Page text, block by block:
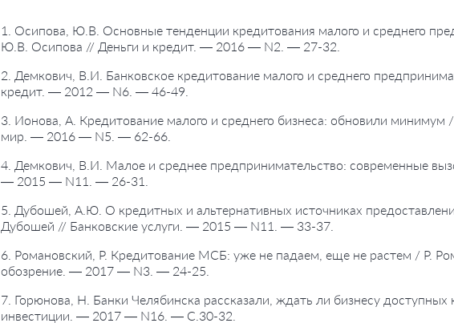
1. Осипова, Ю.В. Основные тенденции кредитования малого и среднего
Ю.В. Осипова // Деньги и кредит. — 2016 — N2. — 27-32.
2. Демкович, В.И. Банковское кредитование малого и среднего
кредит. — 2012 — N6. — 46-49.
3. Ионова, А. Кредитование малого и среднего бизнеса: обновили
мир. — 2016 — N5. — 62-66.
4. Демкович, В.И. Малое и среднее предпринимательство: современные
— 2015 — N11. — 26-31.
5. Дубошей, А.Ю. О кредитных и альтернативных источниках
Дубошей // Банковские услуги. — 2015 — N11. — 33-37.
6. Романовский, Р. Кредитование МСБ: уже не падаем, еще не растем / Р.
обозрение. — 2017 — N3. — 24-25.
7. Горюнова, Н. Банки Челябинска рассказали, ждать ли бизнесу
инвестиции. — 2017 — N16. — С.30-32.